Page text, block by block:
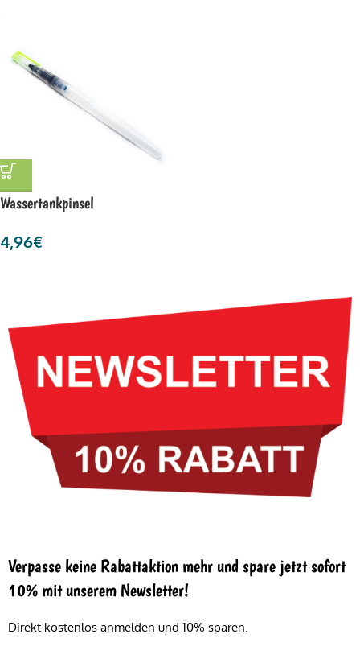
Wassertankpinsel
4,96€
Verpasse keine Rabattaktion mehr und spare jetzt sofort
10% mit unserem Newsletter!
Direkt kostenlos anmelden und 10% sparen.